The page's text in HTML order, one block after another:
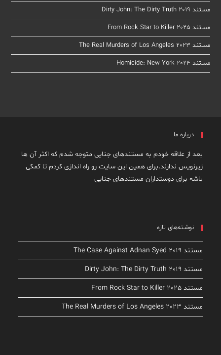
مستند Dirty John: The Dirty Truth 2019
مستند From Rock Star to Killer 2025
مستند The Real Murders of Los Angeles 2023
مستند Homicide: New York 2024
درباره ما
بعد از علاقه خودم به مستندهای جنایی متوجه شدم که اکثر آن ها
زیرنویس ندارند.برای همین این سایت رو راه اندازی کردم تا کمکی
باشه برای دوستداران مستندهای جنایی
نوشته‌های تازه
مستند The Case Against Adnan Syed 2019
مستند Dirty John: The Dirty Truth 2019
مستند From Rock Star to Killer 2025
مستند The Real Murders of Los Angeles 2023